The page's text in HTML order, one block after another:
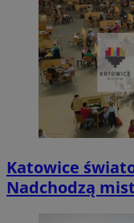
Katowice
Nadchodzą